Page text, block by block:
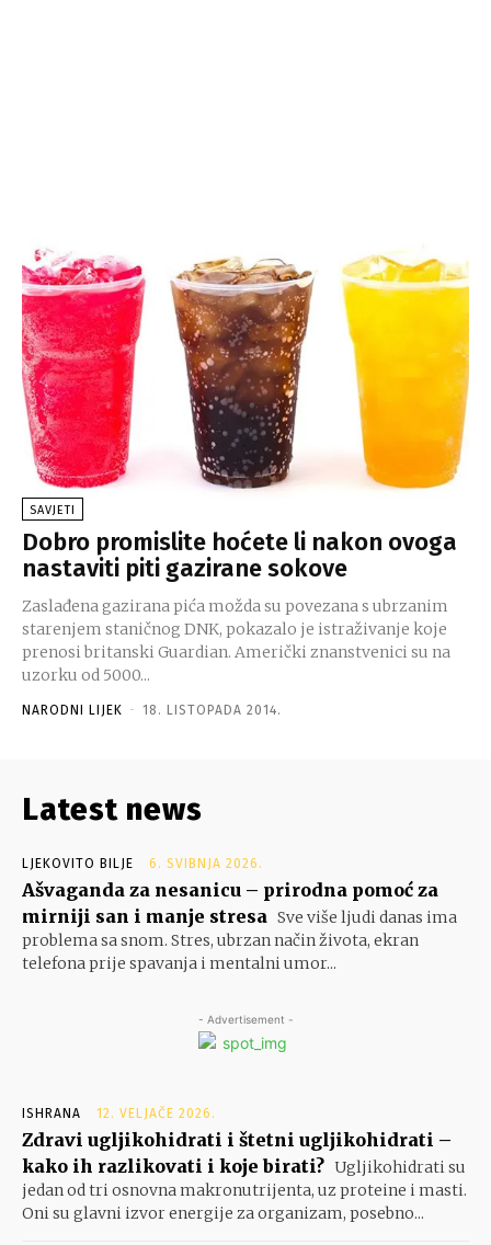
SAVJETI
Dobro promislite hoćete li nakon ovoga
nastaviti piti gazirane sokove
Zaslađena gazirana pića možda su povezana s ubrzanim
starenjem staničnog DNK, pokazalo je istraživanje koje
prenosi britanski Guardian. Američki znanstvenici su na
uzorku od 5000...
NARODNI LIJEK - 18. LISTOPADA 2014.
Latest news
LJEKOVITO BILJE 6. SVIBNJA 2026.
Ašvaganda za nesanicu – prirodna pomoć za
mirniji san i manje stresa Sve više ljudi danas ima
problema sa snom. Stres, ubrzan način života, ekran
telefona prije spavanja i mentalni umor...
- Advertisement -
ISHRANA 12. VELJAČE 2026.
Zdravi ugljikohidrati i štetni ugljikohidrati –
kako ih razlikovati i koje birati? Ugljikohidrati su
jedan od tri osnovna makronutrijenta, uz proteine i masti.
Oni su glavni izvor energije za organizam, posebno...